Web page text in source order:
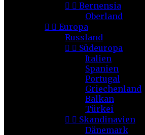
  Bernensia
Oberland
  Europa
Russland
  Südeuropa
Italien
Spanien
Portugal
Griechenland
Balkan
Türkei
  Skandinavien
Dänemark